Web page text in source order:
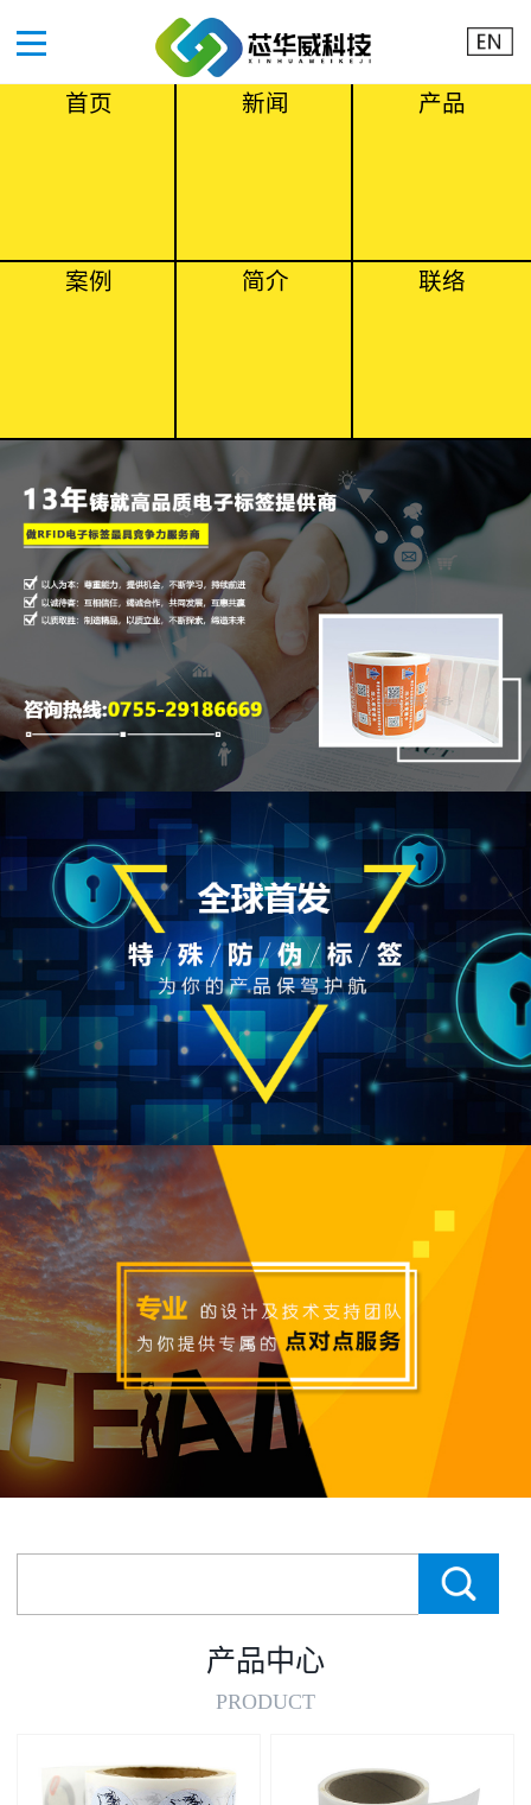
首页 新闻 产品
案例 简介 联络
产品中心
PRODUCT